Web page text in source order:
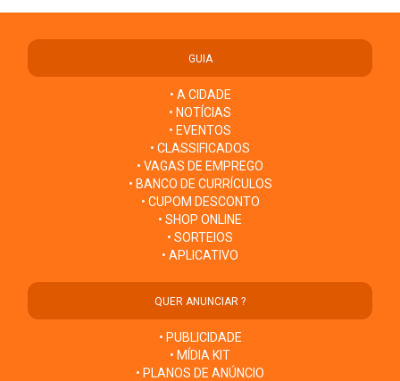
GUIA
• A CIDADE
• NOTÍCIAS
• EVENTOS
• CLASSIFICADOS
• VAGAS DE EMPREGO
• BANCO DE CURRÍCULOS
• CUPOM DESCONTO
• SHOP ONLINE
• SORTEIOS
• APLICATIVO
QUER ANUNCIAR ?
• PUBLICIDADE
• MÍDIA KIT
• PLANOS DE ANÚNCIO